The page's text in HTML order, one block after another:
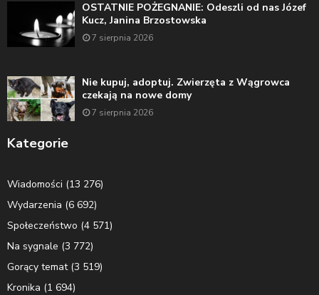
OSTATNIE POŻEGNANIE: Odeszli od nas Józef
Kucz, Janina Brzostowska
7 sierpnia 2026
Nie kupuj, adoptuj. Zwierzęta z Wągrowca
czekają na nowe domy
7 sierpnia 2026
Kategorie
Wiadomości (13 276)
Wydarzenia (6 692)
Społeczeństwo (4 571)
Na sygnale (3 772)
Gorący temat(3 519)
Kronika (1 694)